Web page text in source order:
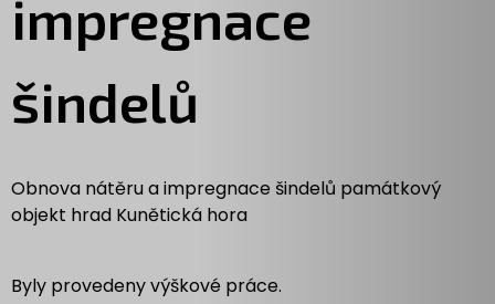
impregnace
šindelů
Obnova nátěru a impregnace šindelů památkový
objekt hrad Kunětická hora
Byly provedeny výškové práce.